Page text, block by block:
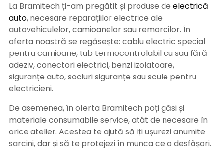
La Bramitech ți-am pregătit și produse de electrică
auto, necesare reparațiilor electrice ale
autovehiculelor, camioanelor sau remorcilor. În
oferta noastră se regăsește: cablu electric special
pentru camioane, tub termocontrolabil cu sau fără
adeziv, conectori electrici, benzi izolatoare,
siguranțe auto, socluri siguranțe sau scule pentru
electricieni.
De asemenea, în oferta Bramitech poți găsi și
materiale consumabile service, atât de necesare în
orice atelier. Acestea te ajută să îți ușurezi anumite
sarcini, dar și să te protejezi în munca ce o desfășori.